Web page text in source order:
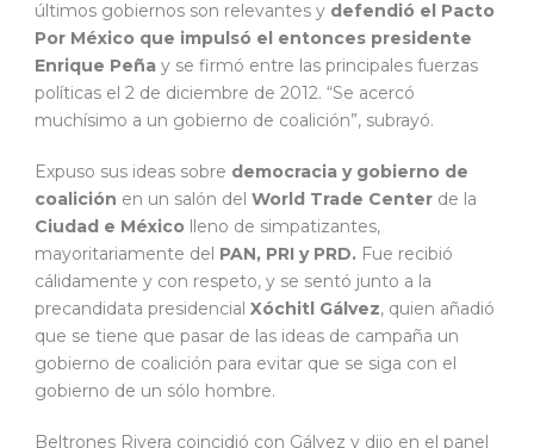
últimos gobiernos son relevantes y defendió el Pacto
Por México que impulsó el entonces presidente
Enrique Peña y se firmó entre las principales fuerzas
políticas el 2 de diciembre de 2012. “Se acercó
muchísimo a un gobierno de coalición”, subrayó.
Expuso sus ideas sobre democracia y gobierno de
coalición en un salón del World Trade Center de la
Ciudad e México lleno de simpatizantes,
mayoritariamente del PAN, PRI y PRD. Fue recibió
cálidamente y con respeto, y se sentó junto a la
precandidata presidencial Xóchitl Gálvez, quien añadió
que se tiene que pasar de las ideas de campaña un
gobierno de coalición para evitar que se siga con el
gobierno de un sólo hombre.
Beltrones Rivera coincidió con Gálvez y dijo en el panel